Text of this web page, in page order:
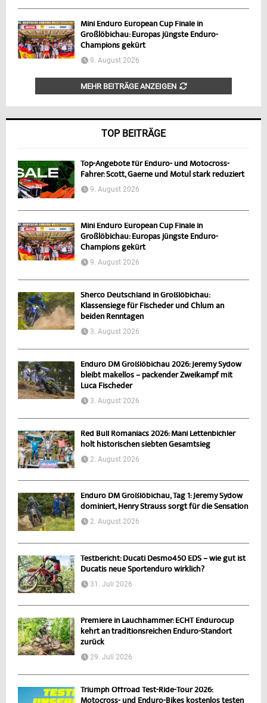
Mini Enduro European Cup Finale in
Großlöbichau: Europas jüngste Enduro-
Champions gekürt
9. August 2026
MEHR BEITRÄGE ANZEIGEN
TOP BEITRÄGE
Top-Angebote für Enduro- und Motocross-
Fahrer: Scott, Gaerne und Motul stark reduziert
9. August 2026
Mini Enduro European Cup Finale in
Großlöbichau: Europas jüngste Enduro-
Champions gekürt
9. August 2026
Sherco Deutschland in Großlöbichau:
Klassensiege für Fischeder und Chlum an
beiden Renntagen
3. August 2026
Enduro DM Großlöbichau 2026: Jeremy Sydow
bleibt makellos – packender Zweikampf mit
Luca Fischeder
3. August 2026
Red Bull Romaniacs 2026: Mani Lettenbichler
holt historischen siebten Gesamtsieg
2. August 2026
Enduro DM Großlöbichau, Tag 1: Jeremy Sydow
dominiert, Henry Strauss sorgt für die Sensation
2. August 2026
Testbericht: Ducati Desmo450 EDS – wie gut ist
Ducatis neue Sportenduro wirklich?
31. Juli 2026
Premiere in Lauchhammer: ECHT Endurocup
kehrt an traditionsreichen Enduro-Standort
zurück
29. Juli 2026
Triumph Offroad Test-Ride-Tour 2026: